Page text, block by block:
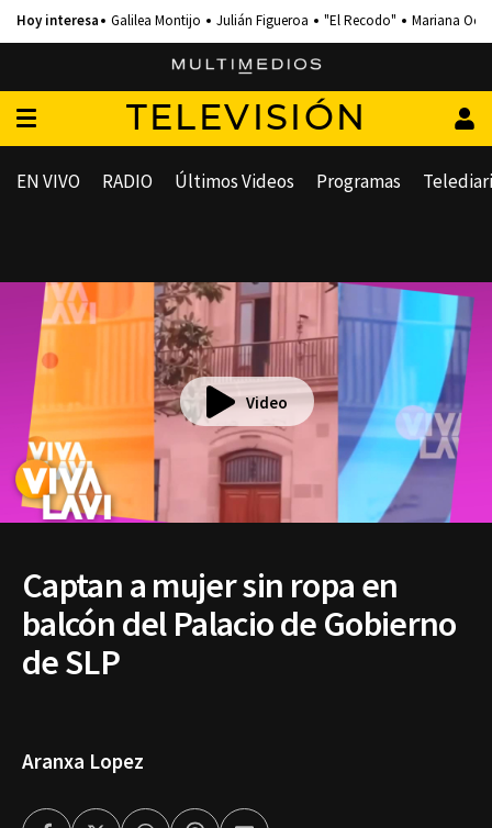
Galilea Montijo Julián Figueroa "El Recodo" Mariana
TELEVISIÓN
EN VIVO RADIO Últimos Videos Programas
Video
Captan a mujer sin ropa en
balcón del Palacio de Gobierno
de SLP
Aranxa Lopez